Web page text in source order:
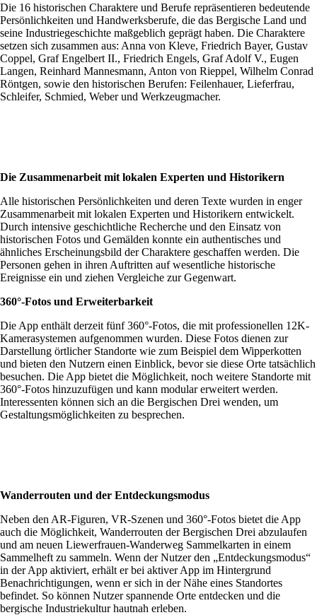
Die 16 historischen Charaktere und Berufe repräsentieren bedeutende
Persönlichkeiten und Handwerksberufe, die das Bergische Land und
seine Industriegeschichte maßgeblich geprägt haben. Die Charaktere
setzen sich zusammen aus: Anna von Kleve, Friedrich Bayer, Gustav
Coppel, Graf Engelbert II., Friedrich Engels, Graf Adolf V., Eugen
Langen, Reinhard Mannesmann, Anton von Rieppel, Wilhelm Conrad
Röntgen, sowie den historischen Berufen: Feilenhauer, Lieferfrau,
Schleifer, Schmied, Weber und Werkzeugmacher.
Die Zusammenarbeit mit lokalen Experten und Historikern
Alle historischen Persönlichkeiten und deren Texte wurden in enger
Zusammenarbeit mit lokalen Experten und Historikern entwickelt.
Durch intensive geschichtliche Recherche und den Einsatz von
historischen Fotos und Gemälden konnte ein authentisches und
ähnliches Erscheinungsbild der Charaktere geschaffen werden. Die
Personen gehen in ihren Auftritten auf wesentliche historische
Ereignisse ein und ziehen Vergleiche zur Gegenwart.
360°-Fotos und Erweiterbarkeit
Die App enthält derzeit fünf 360°-Fotos, die mit professionellen 12K-
Kamerasystemen aufgenommen wurden. Diese Fotos dienen zur
Darstellung örtlicher Standorte wie zum Beispiel dem Wipperkotten
und bieten den Nutzern einen Einblick, bevor sie diese Orte tatsächlich
besuchen. Die App bietet die Möglichkeit, noch weitere Standorte mit
360°-Fotos hinzuzufügen und kann modular erweitert werden.
Interessenten können sich an die Bergischen Drei wenden, um
Gestaltungsmöglichkeiten zu besprechen.
Wanderrouten und der Entdeckungsmodus
Neben den AR-Figuren, VR-Szenen und 360°-Fotos bietet die App
auch die Möglichkeit, Wanderrouten der Bergischen Drei abzulaufen
und am neuen Liewerfrauen-Wanderweg Sammelkarten in einem
Sammelheft zu sammeln. Wenn der Nutzer den „Entdeckungsmodus“
in der App aktiviert, erhält er bei aktiver App im Hintergrund
Benachrichtigungen, wenn er sich in der Nähe eines Standortes
befindet. So können Nutzer spannende Orte entdecken und die
bergische Industriekultur hautnah erleben.